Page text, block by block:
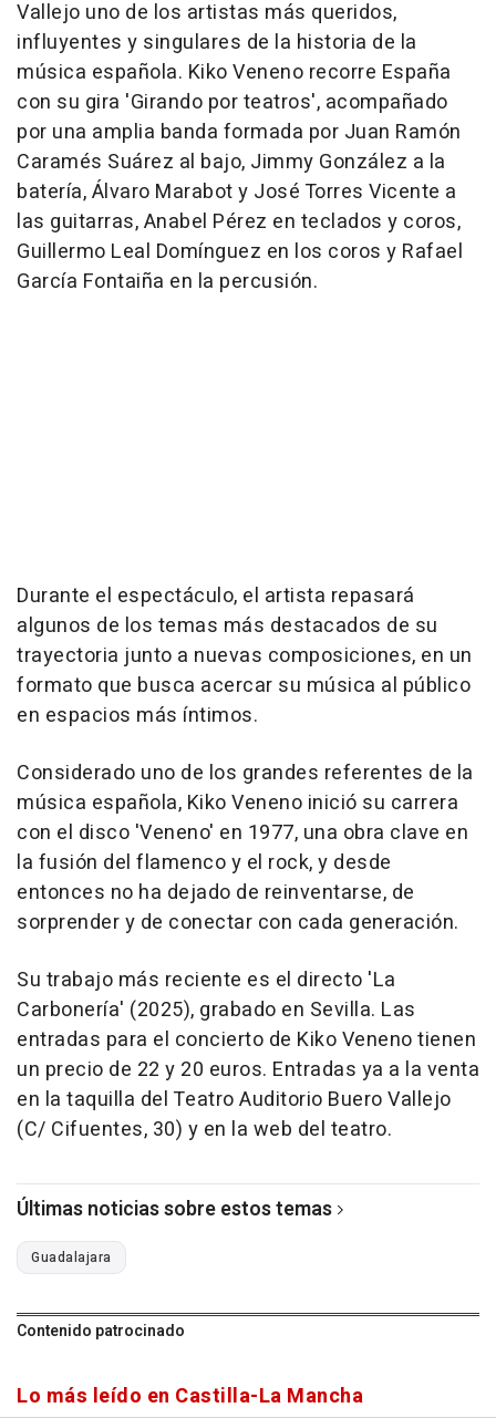
Vallejo uno de los artistas más queridos,
influyentes y singulares de la historia de la
música española. Kiko Veneno recorre España
con su gira 'Girando por teatros', acompañado
por una amplia banda formada por Juan Ramón
Caramés Suárez al bajo, Jimmy González a la
batería, Álvaro Marabot y José Torres Vicente a
las guitarras, Anabel Pérez en teclados y coros,
Guillermo Leal Domínguez en los coros y Rafael
García Fontaiña en la percusión.
Durante el espectáculo, el artista repasará
algunos de los temas más destacados de su
trayectoria junto a nuevas composiciones, en un
formato que busca acercar su música al público
en espacios más íntimos.
Considerado uno de los grandes referentes de la
música española, Kiko Veneno inició su carrera
con el disco 'Veneno' en 1977, una obra clave en
la fusión del flamenco y el rock, y desde
entonces no ha dejado de reinventarse, de
sorprender y de conectar con cada generación.
Su trabajo más reciente es el directo 'La
Carbonería' (2025), grabado en Sevilla. Las
entradas para el concierto de Kiko Veneno tienen
un precio de 22 y 20 euros. Entradas ya a la venta
en la taquilla del Teatro Auditorio Buero Vallejo
(C/ Cifuentes, 30) y en la web del teatro.
Últimas noticias sobre estos temas
Guadalajara
Contenido patrocinado
Lo más leído en Castilla-La Mancha